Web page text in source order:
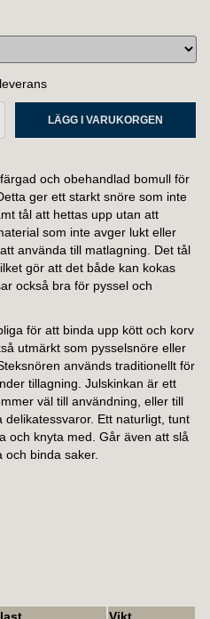
LÄGG I VARUKORGEN
och obehandlad bomull för
ger ett starkt snöre som inte
tål att hettas upp utan att
som inte avger lukt eller
använda till matlagning. Det tål
gör att det både kan kokas
också bra för pyssel och
för att binda upp kött och korv
utmärkt som pysselsnöre eller
används traditionellt för
tillagning. Julskinkan är ett
väl till användning, eller till
Ett naturligt, tunt
och knyta med. Går även att slå
och binda saker.